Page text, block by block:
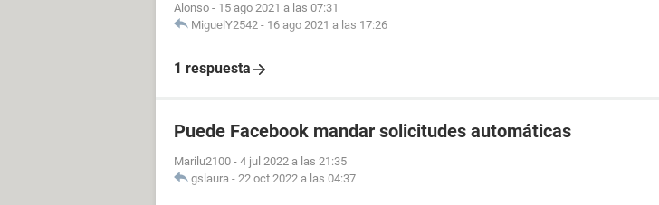
Alonso - 15 ago 2021 a las 07:31
MiguelY2542 - 16 ago 2021 a las 17:26
1 respuesta
Puede Facebook mandar solicitudes automáticas
Marilu2100 - 4 jul 2022 a las 21:35
gslaura - 22 oct 2022 a las 04:37